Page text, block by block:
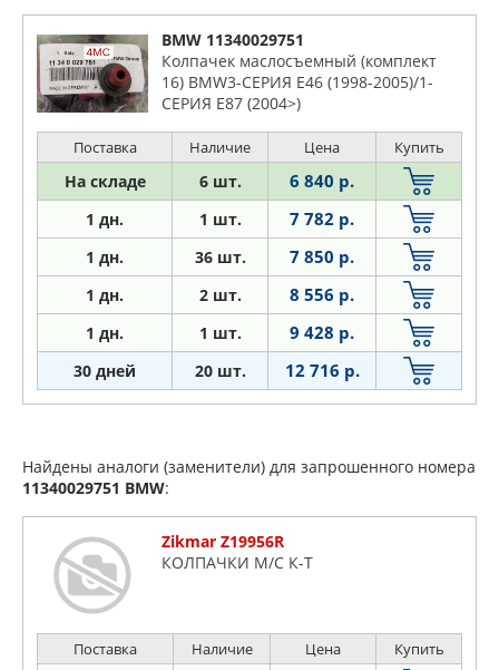
BMW 11340029751
Колпачек маслосъемный (комплект
16) BMW3-СЕРИЯ E46 (1998-2005)/1-
СЕРИЯ E87 (2004>)
Поставка Наличие Цена Купить
На складе 6 шт. 6 840 р.
1 дн. 1 шт. 7 782 р.
1 дн. 36 шт. 7 850 р.
1 дн. 2 шт. 8 556 р.
1 дн. 1 шт. 9 428 р.
30 дней 20 шт. 12 716 р.
Найдены аналоги (заменители) для запрошенного номера
11340029751 BMW:
Zikmar Z19956R
КОЛПАЧКИ М/С К-Т
Поставка Наличие Цена Купить